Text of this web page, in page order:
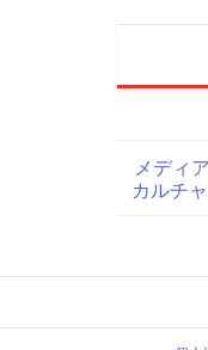
メディ
カルチ